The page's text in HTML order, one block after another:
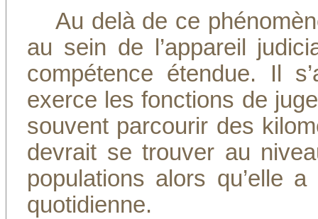
Au delà de ce
au sein de l’appareil
compétence étendue. Il
exerce les fonctions de
souvent parcourir des
devrait se trouver au
populations alors qu’elle
quotidienne.